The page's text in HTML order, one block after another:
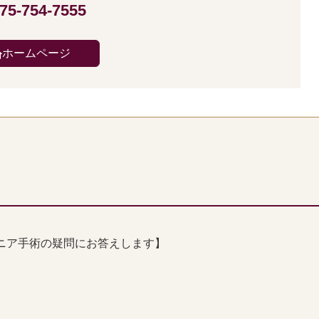
754-7555
ホームページ
手術の疑問にお答えします】